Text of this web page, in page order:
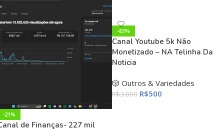
-21%
de Finanças- 227 mil
-83%
Canal Youtube 5k Não
Monetizado – NA Telinha Da
Noticia
🎲 Outros & Variedades
R$3.000 R$500